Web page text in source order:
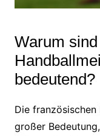
Warum
bedeutend?
Die
großer